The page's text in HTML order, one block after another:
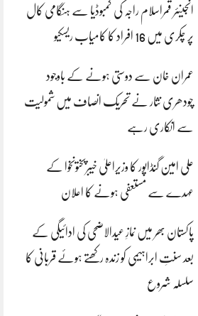
انجینئر قمراسلام راجہ کی کمبوڈیا سے ہنگامی کال
پر چکری میں 16 افراد کا کامیاب ریسکیو
عمران خان سے دوستی ہونے کے باوجود
چودھری نثار نے تحریک انصاف میں شمولیت
سے انکاری رہے
علی امین گنڈاپور کا وزیراعلیٰ خیبرپختونخوا کے
عہدے سے مستعفی ہونے کا اعلان
پاکستان بھر میں نمازِ عیدالاضحی کی ادائیگی کے
بعد سنتِ ابراہیمی کو زندہ رکھتے ہوئے قربانی کا
سلسلہ شروع